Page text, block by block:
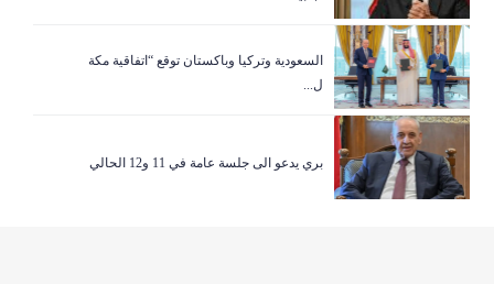
السعودية وتركيا وباكستان توقع “اتفاقية مكة
ل...
بري يدعو الى جلسة عامة في 11 و12 الحالي